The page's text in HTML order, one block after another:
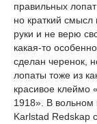
правильных
но краткий смысл
руки и не верю
какая-то
сделан черенок,
лопаты тоже из
красивое клеймо
1918». В
Karlstad Redskap